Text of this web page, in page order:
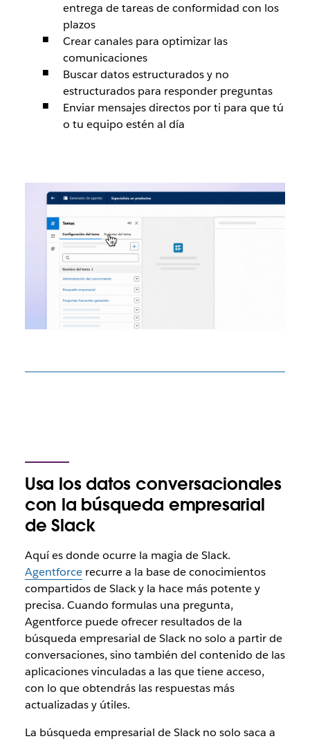
entrega de tareas de conformidad con los
plazos
Crear canales para optimizar las
comunicaciones
Buscar datos estructurados y no
estructurados para responder preguntas
Enviar mensajes directos por ti para que tú
o tu equipo estén al día
Usa los datos conversacionales
con la búsqueda empresarial
de Slack
Aquí es donde ocurre la magia de Slack.
Agentforcerecurre a la base de conocimientos
compartidos de Slack y la hace más potente y
precisa. Cuando formulas una pregunta,
Agentforce puede ofrecer resultados de la
búsqueda empresarial de Slack no solo a partir de
conversaciones, sino también del contenido de las
aplicaciones vinculadas a las que tiene acceso,
con lo que obtendrás las respuestas más
actualizadas y útiles.
La búsqueda empresarial de Slack no solo saca a